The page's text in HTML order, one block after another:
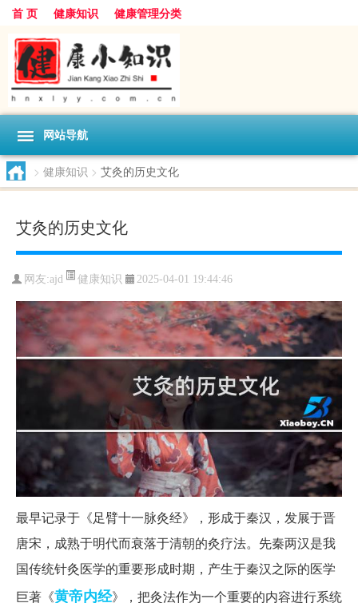
首 页 健康知识 健康管理分类
网站导航
> 健康知识 > 艾灸的历史文化
艾灸的历史文化
网友:ajd 健康知识 2025-04-01 19:44:46
最早记录于《足臂十一脉灸经》，形成于秦汉，发展于晋
唐宋，成熟于明代而衰落于清朝的灸疗法。先秦两汉是我
国传统针灸医学的重要形成时期，产生于秦汉之际的医学
巨著《黄帝内经》，把灸法作为一个重要的内容进行系统